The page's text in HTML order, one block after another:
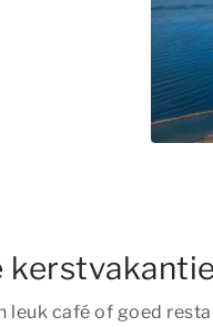
café of goed